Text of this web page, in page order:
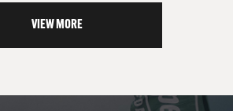
VIEW MORE